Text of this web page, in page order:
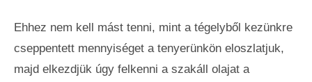
Ehhez nem kell mást tenni, mint a tégelyből kezünkre
cseppentett mennyiséget a tenyerünkön eloszlatjuk,
majd elkezdjük úgy felkenni a szakáll olajat a